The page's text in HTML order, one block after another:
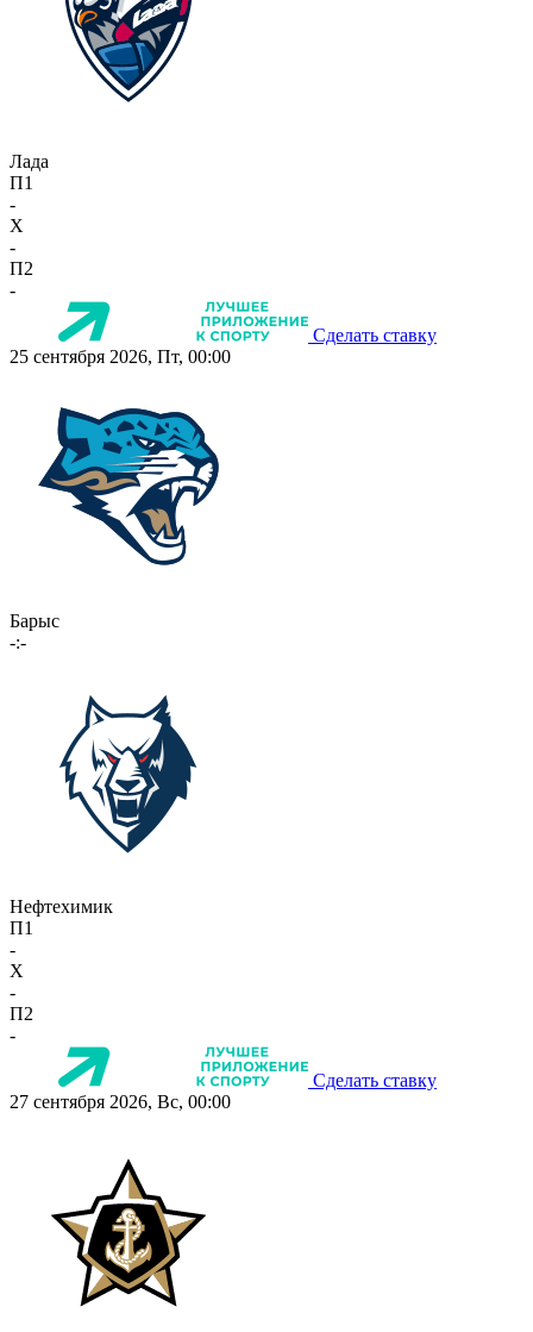
Лада
П1
-
X
-
П2
-
Сделать ставку
25 сентября 2026, Пт, 00:00
Барыс
-:-
Нефтехимик
П1
-
X
-
П2
-
Сделать ставку
27 сентября 2026, Вс, 00:00